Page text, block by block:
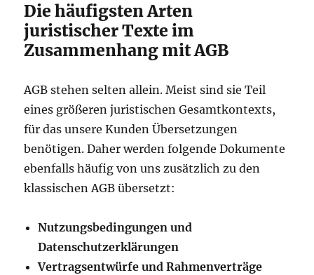
Die häufigsten Arten
juristischer Texte im
Zusammenhang mit AGB
AGB stehen selten allein. Meist sind sie Teil
eines größeren juristischen Gesamtkontexts,
für das unsere Kunden Übersetzungen
benötigen. Daher werden folgende Dokumente
ebenfalls häufig von uns zusätzlich zu den
klassischen AGB übersetzt:
Nutzungsbedingungen und
Datenschutzerklärungen
Vertragsentwürfe und Rahmenverträge